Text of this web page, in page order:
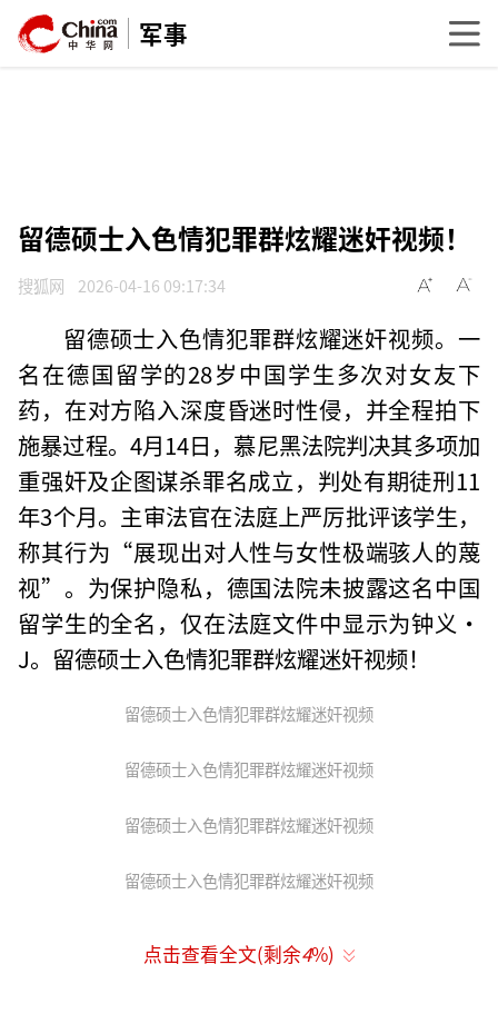
军事
留德硕士入色情犯罪群炫耀迷奸视频！
搜狐网 2026-04-16 09:17:34
留德硕士入色情犯罪群炫耀迷奸视频。一
名在德国留学的28岁中国学生多次对女友下
药，在对方陷入深度昏迷时性侵，并全程拍下
施暴过程。4月14日，慕尼黑法院判决其多项加
重强奸及企图谋杀罪名成立，判处有期徒刑11
年3个月。主审法官在法庭上严厉批评该学生，
称其行为“展现出对人性与女性极端骇人的蔑
视”。为保护隐私，德国法院未披露这名中国
留学生的全名，仅在法庭文件中显示为钟义·
J。留德硕士入色情犯罪群炫耀迷奸视频！
留德硕士入色情犯罪群炫耀迷奸视频
留德硕士入色情犯罪群炫耀迷奸视频
留德硕士入色情犯罪群炫耀迷奸视频
留德硕士入色情犯罪群炫耀迷奸视频
点击查看全文(剩余4%)